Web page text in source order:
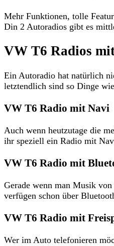
Mehr Funktionen, tolle
Din 2 Autoradios gibt es
VW T6 Radios
Ein Autoradio hat natürlich
letztendlich sind so Dinge
VW T6 Radio mit Navi
Auch wenn heutzutage die
ihr speziell ein Radio mit
VW T6 Radio mit
Gerade wenn man Musik
verfügen schon über
VW T6 Radio mit
Wer im Auto telefonieren